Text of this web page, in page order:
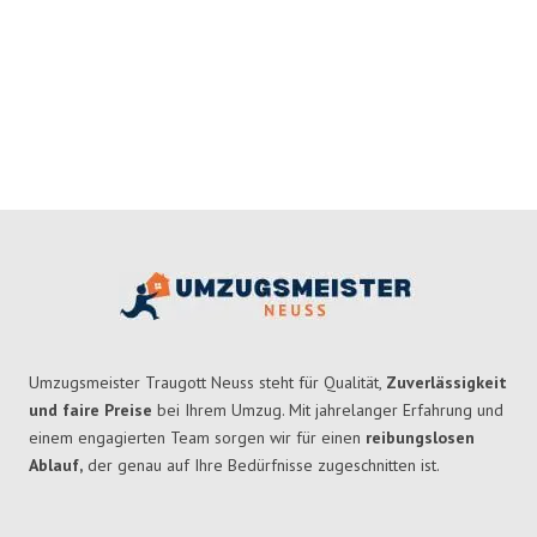
Umzugsmeister Traugott Neuss steht für Qualität, Zuverlässigkeit
und faire Preise bei Ihrem Umzug. Mit jahrelanger Erfahrung und
einem engagierten Team sorgen wir für einen reibungslosen
Ablauf, der genau auf Ihre Bedürfnisse zugeschnitten ist.